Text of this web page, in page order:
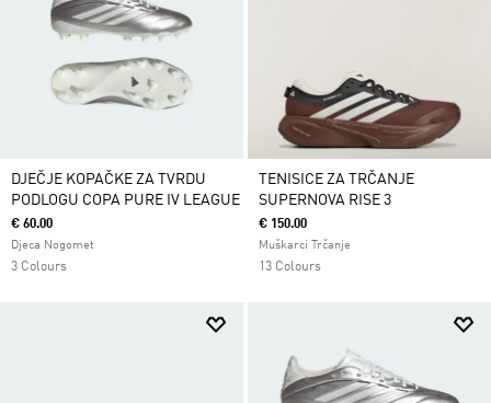
DJEČJE KOPAČKE ZA TVRDU
PODLOGU COPA PURE IV LEAGUE
€ 60.00
Djeca Nogomet
3 Colours
TENISICE ZA TRČANJE
SUPERNOVA RISE 3
€ 150.00
Muškarci Trčanje
13 Colours